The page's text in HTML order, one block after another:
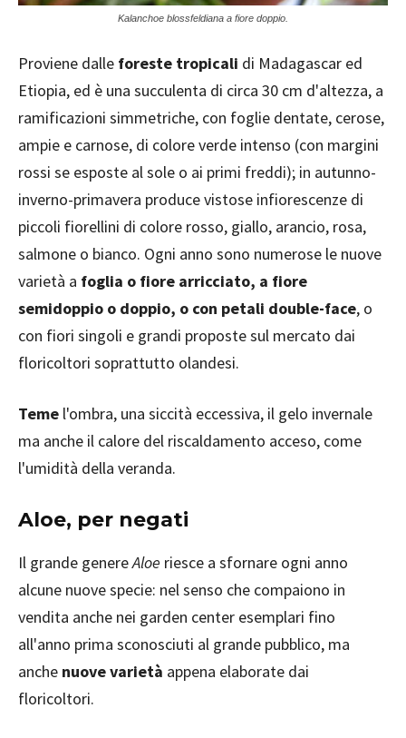
Kalanchoe blossfeldiana a fiore doppio.
Proviene dalle foreste tropicali di Madagascar ed
Etiopia, ed è una succulenta di circa 30 cm d'altezza, a
ramificazioni simmetriche, con foglie dentate, cerose,
ampie e carnose, di colore verde intenso (con margini
rossi se esposte al sole o ai primi freddi); in autunno-
inverno-primavera produce vistose infiorescenze di
piccoli fiorellini di colore rosso, giallo, arancio, rosa,
salmone o bianco. Ogni anno sono numerose le nuove
varietà a foglia o fiore arricciato, a fiore
semidoppio o doppio, o con petali double-face, o
con fiori singoli e grandi proposte sul mercato dai
floricoltori soprattutto olandesi.
Teme l'ombra, una siccità eccessiva, il gelo invernale
ma anche il calore del riscaldamento acceso, come
l'umidità della veranda.
Aloe, per negati
Il grande genereAloe riesce a sfornare ogni anno
alcune nuove specie: nel senso che compaiono in
vendita anche nei garden center esemplari fino
all'anno prima sconosciuti al grande pubblico, ma
anche nuove varietà appena elaborate dai
floricoltori.